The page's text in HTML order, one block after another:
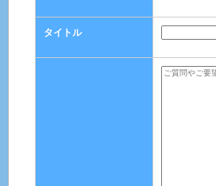
タイトル